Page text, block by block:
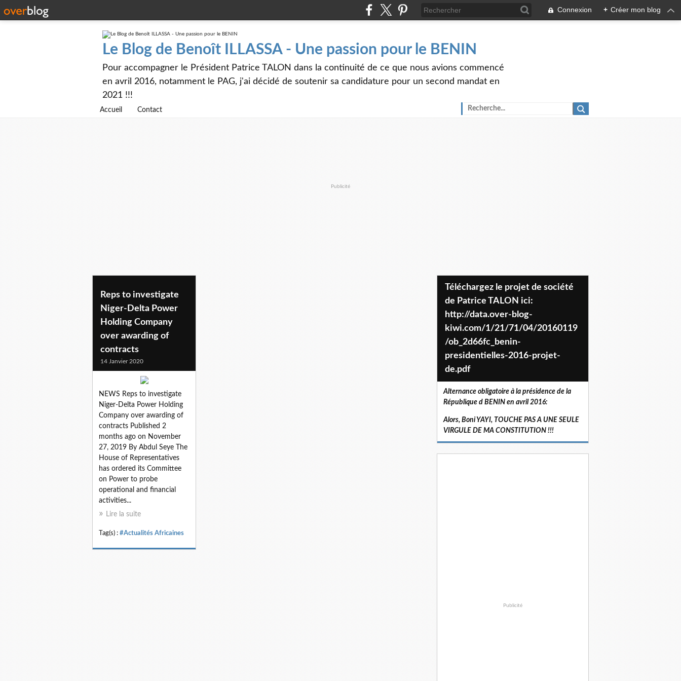
Connexion + Créer mon blog
Le Blog de Benoît ILLASSA - Une passion pour le BENIN
Pour accompagner le Président Patrice TALON dans la continuité de ce que nous avions commencé
en avril 2016, notamment le PAG, j'ai décidé de soutenir sa candidature pour un second mandat en
2021 !!!
Accueil Contact
Publicité
Reps to investigate
Niger-Delta Power
Holding Company
over awarding of
contracts
14 Janvier 2020
NEWS Reps to investigate
Niger-Delta Power Holding
Company over awarding of
contracts Published 2
months ago on November
27, 2019 By Abdul Seye The
House of Representatives
has ordered its Committee
on Power to probe
operational and financial
activities...
Lire la suite
Tag(s) : #Actualités Africaines
Téléchargez le projet de société
de Patrice TALON ici:
http://data.over-blog-
kiwi.com/1/21/71/04/20160119
/ob_2d66fc_benin-
presidentielles-2016-projet-
de.pdf
Alternance obligatoire à la présidence de la
République d BENIN en avril 2016:
Alors, Boni YAYI, TOUCHE PAS A UNE SEULE
VIRGULE DE MA CONSTITUTION !!!
Publicité